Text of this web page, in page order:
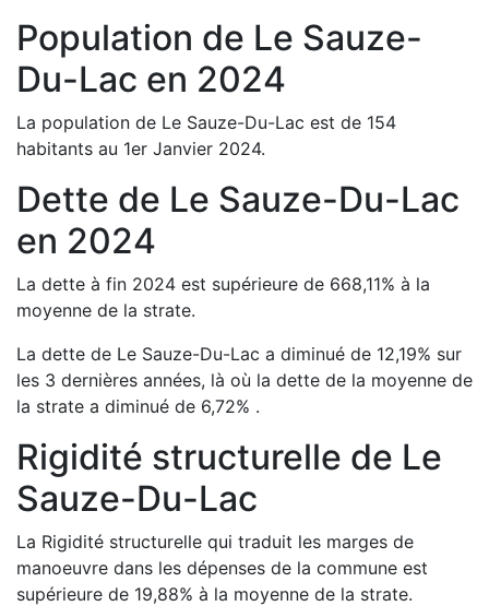
Population de Le Sauze-
Du-Lac en 2024
La population de Le Sauze-Du-Lac est de 154
habitants au 1er Janvier 2024.
Dette de Le Sauze-Du-Lac
en 2024
La dette à fin 2024 est supérieure de 668,11% à la
moyenne de la strate.
La dette de Le Sauze-Du-Lac a diminué de 12,19% sur
les 3 dernières années, là où la dette de la moyenne de
la strate a diminué de 6,72% .
Rigidité structurelle de Le
Sauze-Du-Lac
La Rigidité structurelle qui traduit les marges de
manoeuvre dans les dépenses de la commune est
supérieure de 19,88% à la moyenne de la strate.